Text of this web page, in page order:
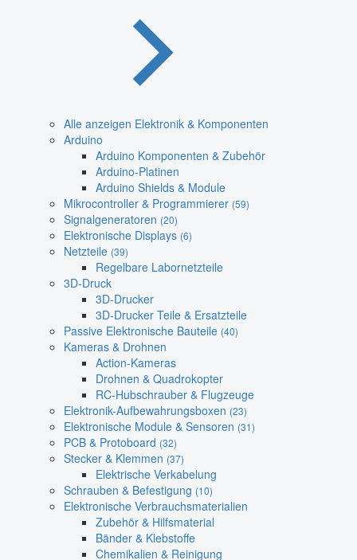
Alle anzeigen Elektronik & Komponenten
Arduino
Arduino Komponenten & Zubehör
Arduino-Platinen
Arduino Shields & Module
Mikrocontroller & Programmierer (59)
Signalgeneratoren (20)
Elektronische Displays (6)
Netzteile (39)
Regelbare Labornetzteile
3D-Druck
3D-Drucker
3D-Drucker Teile & Ersatzteile
Passive Elektronische Bauteile (40)
Kameras & Drohnen
Action-Kameras
Drohnen & Quadrokopter
RC-Hubschrauber & Flugzeuge
Elektronik-Aufbewahrungsboxen (23)
Elektronische Module & Sensoren (31)
PCB & Protoboard (32)
Stecker & Klemmen (37)
Elektrische Verkabelung
Schrauben & Befestigung (10)
Elektronische Verbrauchsmaterialien
Zubehör & Hilfsmaterial
Bänder & Klebstoffe
Chemikalien & Reinigung